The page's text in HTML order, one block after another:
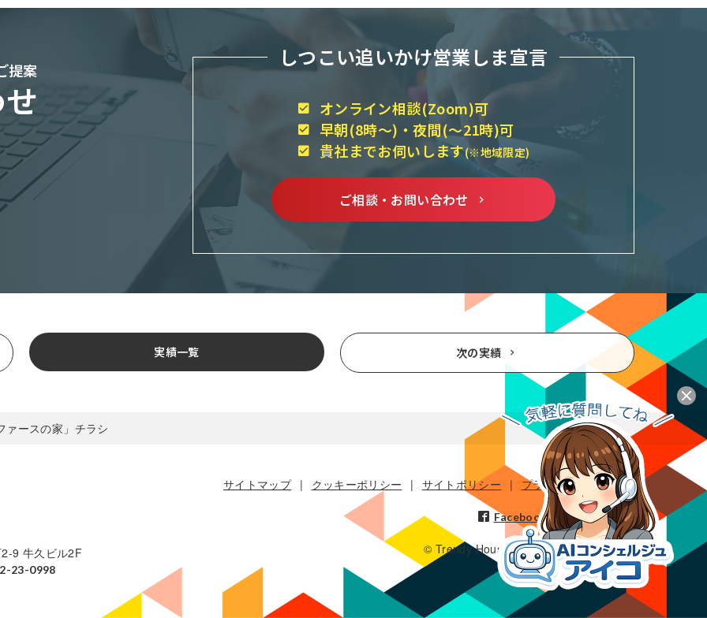
提案
しつこい追いかけ営業しま宣言
オンライン相談(Zoom)可
早朝(8時～)・夜間(～21時)可
貴社までお伺いします(※地域限定)
ご相談・お問い合わせ
次の実績
実績一覧
ァースの家」チラシ
9 牛久ビル2F
23-0998
サイトマップ クッキーポリシー サイトポリシー プライバシーポリシー
Facebook Instagram
© Trendy House Inc. all rights reserved.